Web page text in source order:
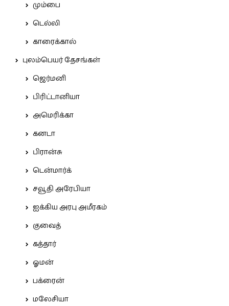
மும்பை
டெல்லி
காரைக்கால்
புலம்பெயர் தேசங்கள்
ஜெர்மனி
பிரிட்டானியா
அமெரிக்கா
கனடா
பிரான்சு
டென்மார்க்
சவூதி அரேபியா
ஐக்கிய அரபு அமீரகம்
குவைத்
கத்தார்
ஓமன்
பக்ரைன்
மலேசியா